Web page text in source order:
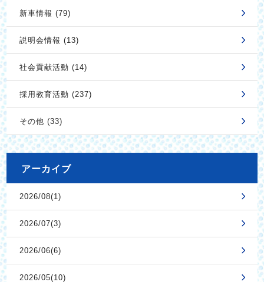
新車情報 (79)
説明会情報 (13)
社会貢献活動 (14)
採用教育活動 (237)
その他 (33)
アーカイブ
2026/08(1)
2026/07(3)
2026/06(6)
2026/05(10)